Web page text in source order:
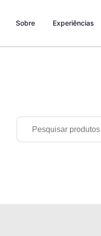
Sobre Experiências